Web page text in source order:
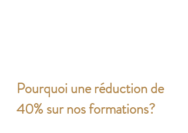
Pourquoi une réduction de
40% sur nos formations?